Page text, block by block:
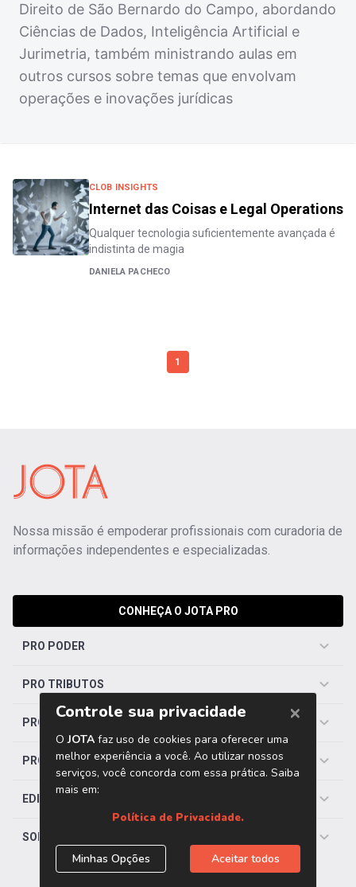
Direito de São Bernardo do Campo, abordando
Ciências de Dados, Inteligência Artificial e
Jurimetria, também ministrando aulas em
outros cursos sobre temas que envolvam
operações e inovações jurídicas
CLOB INSIGHTS
Internet das Coisas e Legal Operations
Qualquer tecnologia suficientemente avançada é
indistinta de magia
DANIELA PACHECO
1
Nossa missão é empoderar profissionais com curadoria de
informações independentes e especializadas.
CONHEÇA O JOTA PRO
PRO PODER
PRO TRIBUTOS
PRO TRABALHISTA
PRO SAÚDE
EDITORIAS
SOBRE O JOTA